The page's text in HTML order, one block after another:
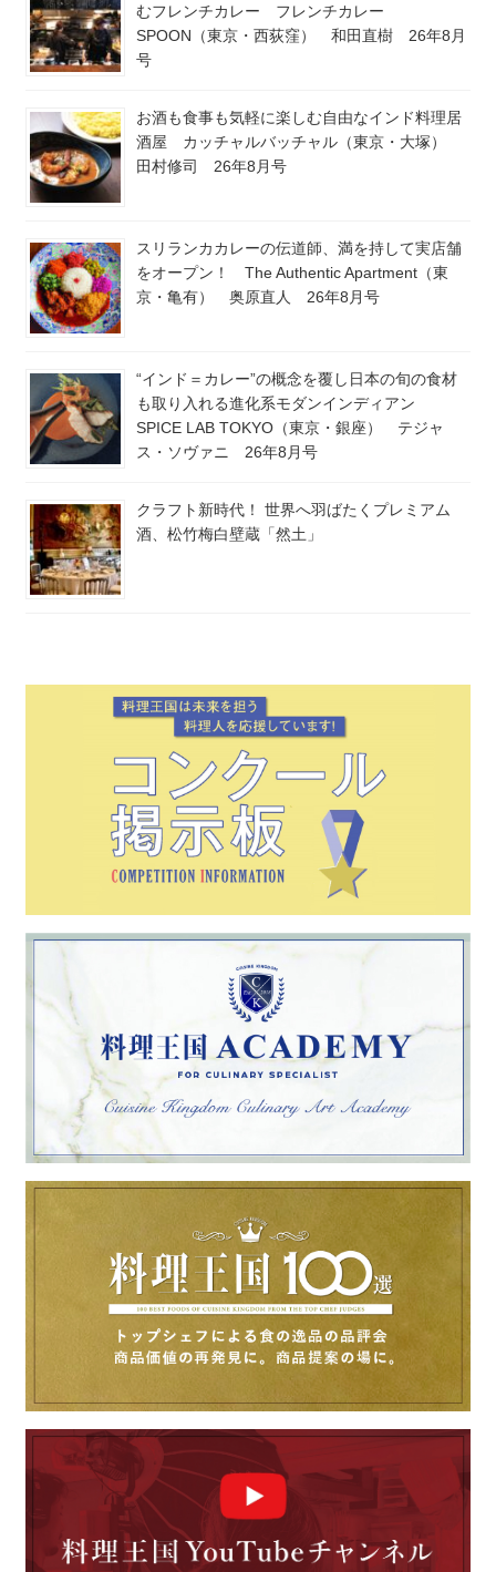
むフレンチカレー フレンチカレー
SPOON（東京・西荻窪） 和田直樹 26年8月
号
お酒も食事も気軽に楽しむ自由なインド料理居
酒屋 カッチャルバッチャル（東京・大塚）
田村修司 26年8月号
スリランカカレーの伝道師、満を持して実店舗
をオープン！ The Authentic Apartment（東
京・亀有） 奥原直人 26年8月号
“インド＝カレー”の概念を覆し日本の旬の食材
も取り入れる進化系モダンインディアン
SPICE LAB TOKYO（東京・銀座） テジャ
ス・ソヴァニ 26年8月号
クラフト新時代！ 世界へ羽ばたくプレミアム
酒、松竹梅白壁蔵「然土」